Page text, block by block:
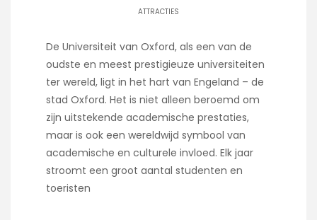
ATTRACTIES
De Universiteit van Oxford, als een van de
oudste en meest prestigieuze universiteiten
ter wereld, ligt in het hart van Engeland – de
stad Oxford. Het is niet alleen beroemd om
zijn uitstekende academische prestaties,
maar is ook een wereldwijd symbool van
academische en culturele invloed. Elk jaar
stroomt een groot aantal studenten en
toeristen